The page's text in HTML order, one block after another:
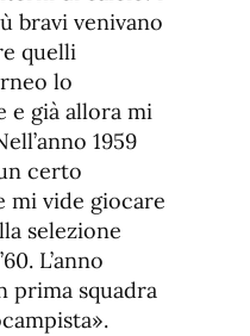
bravi venivano
quelli
lo
e già allora mi
1959
certo
mi vide giocare
selezione
L’anno
prima squadra